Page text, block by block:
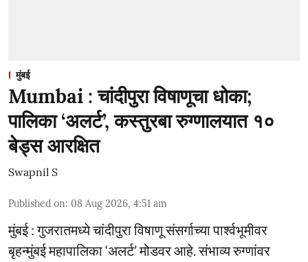
मुंबई
Mumbai : चांदीपुरा विषाणूचा धोका;
पालिका ‘अलर्ट’, कस्तुरबा रुग्णालयात १०
बेड्स आरक्षित
Swapnil S
Published on: 08 Aug 2026, 4:51 am
मुंबई : गुजरातमध्ये चांदीपुरा विषाणू संसर्गाच्या पार्श्वभूमीवर
बृहन्मुंबई महापालिका ‘अलर्ट’ मोडवर आहे. संभाव्य रुग्णांवर